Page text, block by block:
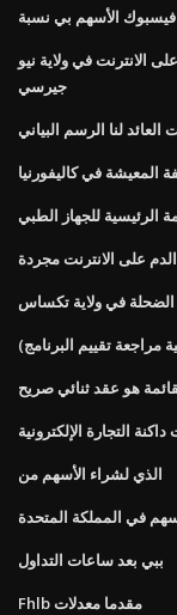
فيسبوك الأسهم بي نسبة
الانترنت في ولاية نيو
جيرسي
المعيشة في كاليفورنيا
الرئيسية للجهاز الطبي
على الانترنت مجردة
في ولاية تكساس
تقييم البرنامج)
هو عقد ثنائي صريح
التجارة الإلكترونية
الذي لشراء الأسهم من
في المملكة المتحدة
ببي بعد ساعات التداول
Fhlb مقدما معدلات